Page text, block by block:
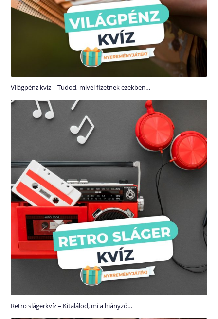
Világpénz kvíz – Tudod, mivel fizetnek ezekben…
Retro slágerkvíz – Kitalálod, mi a hiányzó…